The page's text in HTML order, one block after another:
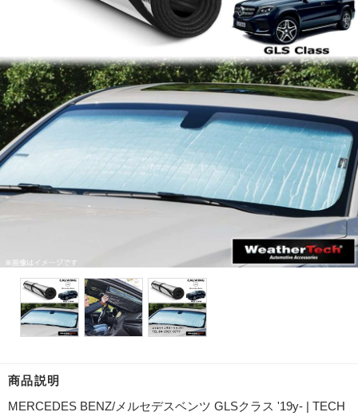
商品説明
MERCEDES BENZ/メルセデスベンツ GLSクラス '19y- | TECH